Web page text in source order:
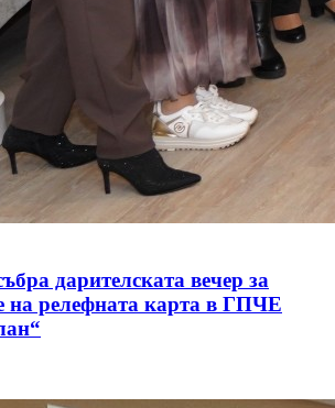
дарителската вечер за
на релефната карта в ГПЧЕ